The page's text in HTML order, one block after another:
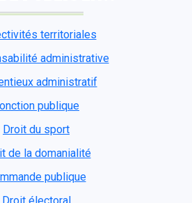
territoriales
administrative
administratif
publique
Droit du sport
de la domanialité
publique
Droit électoral